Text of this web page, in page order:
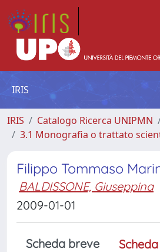
IRIS
IRIS Catalogo Ricerca UNIPMN
3.1 Monografia o trattato
Filippo Tommaso
BALDISSONE, Giuseppina
2009-01-01
Scheda breve